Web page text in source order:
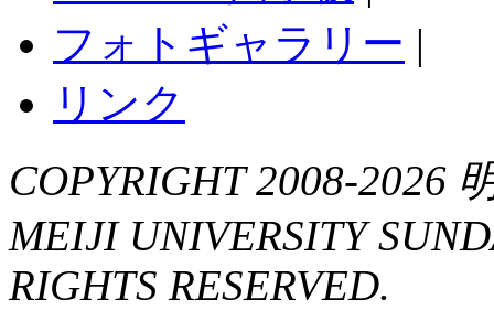
フォトギャラリー |
リンク
COPYRIGHT 2008-2026
MEIJI UNIVERSITY
RIGHTS RESERVED.